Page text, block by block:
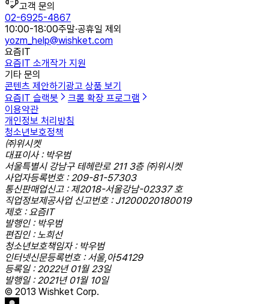
고객 문의
02-6925-4867
10:00-18:00주말·공휴일 제외
yozm_help@wishket.com
요즘IT
요즘IT 소개작가 지원
기타 문의
콘텐츠 제안하기 광고 상품 보기
요즘IT 슬랙봇
크롬 확장 프로그램
이용약관
개인정보 처리방침
청소년보호정책
㈜위시켓
대표이사 : 박우범
서울특별시 강남구 테헤란로 211 3층 ㈜위시켓
사업자등록번호 : 209-81-57303
통신판매업신고 : 제2018-서울강남-02337 호
직업정보제공사업 신고번호 : J1200020180019
제호 : 요즘IT
발행인 : 박우범
편집인 : 노희선
청소년보호책임자 : 박우범
인터넷신문등록번호 : 서울,아54129
등록일 : 2022년 01월 23일
발행일 : 2021년 01월 10일
© 2013 Wishket Corp.